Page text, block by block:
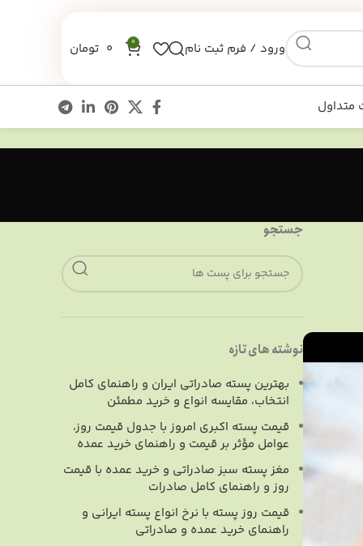
ورود / فرم ثبت نام 0
0 تومان
متداول
جستجو
نوشته های تازه
بهترین پسته صادراتی ایران و راهنمای کامل
انتخاب، مقایسه انواع و خرید مطمئن
قیمت پسته اکبری امروز با جدول قیمت روز،
عوامل مؤثر بر قیمت و راهنمای خرید عمده
مغز پسته سبز صادراتی و خرید عمده با قیمت
روز و راهنمای کامل صادرات
قیمت روز پسته با نرخ انواع پسته ایرانی و
راهنمای خرید عمده و صادراتی